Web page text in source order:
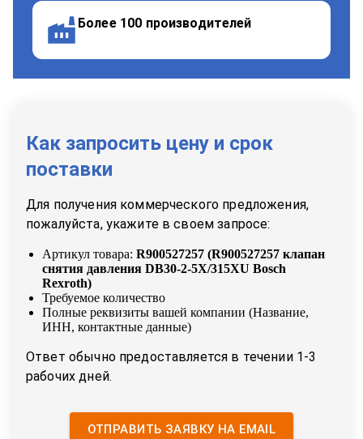
Более 100 производителей
Как запросить цену и срок
поставки
Для получения коммерческого предложения,
пожалуйста, укажите в своем запросе:
Артикул товара: R900527257 (R900527257 клапан
снятия давления DB30-2-5X/315XU Bosch
Rexroth)
Требуемое количество
Полные реквизиты вашей компании (Название,
ИНН, контактные данные)
Ответ обычно предоставляется в течении 1-3
рабочих дней.
ОТПРАВИТЬ ЗАЯВКУ НА EMAIL